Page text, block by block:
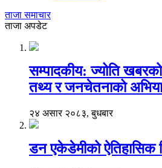
ताजा समाचार
ताजा अपडेट
सम्पादकीय: ज्योति
तथ्य र जनचेतनाको
२४ असार २०८३, बुधबार
डन एकेडेमीको ऐतिहासिक